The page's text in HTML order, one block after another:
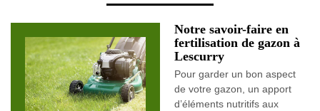
Notre savoir-faire en
fertilisation de gazon à
Lescurry
Pour garder un bon aspect
de votre gazon, un apport
d’éléments nutritifs aux